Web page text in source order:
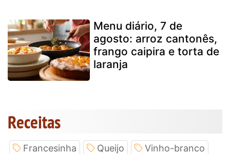
Menu diário, 7 de
agosto: arroz cantonês,
frango caipira e torta de
laranja
Receitas
Francesinha Queijo
Vinho-branco